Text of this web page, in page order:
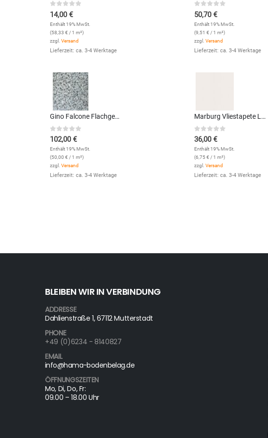
0 out of 5
14,00€
Enthält 19% MwSt.
(58,33 € / 1 m²)
zzgl. Versand
Lieferzeit: ca. 3-4 Werktage
Gino Falcone Flachgewebeteppich Serena 078 (Blau Multi; 120 x 170 cm)
0out of 5
102,00€
Enthält 19% MwSt.
(50,00 € / 1 m²)
zzgl. Versand
Lieferzeit: ca. 3-4 Werktage
0out of 5
50,70€
Enthält 19% MwSt.
(9,51 € / 1 m²)
zzgl. Versand
Lieferzeit: ca. 3-4 Werktage
Marburg Vliestapete La Veneziana 31343 Uni (Perlweiß)
0out of 5
36,00€
Enthält 19% MwSt.
(6,75€ / 1 m²)
zzgl. Versand
Lieferzeit: ca. 3-4 Werktage
BLEIBEN WIR IN VERBINDUNG
ADDRESSE
Dahlienstraße 1, 67112 Mutterstadt
PHONE
+49 (0)6234 - 8140827
EMAIL
info@hama-bodenbelag.de
ÖFFNUNGSZEITEN
Mo, Di, Do, Fr:
09.00 – 18.00 Uhr